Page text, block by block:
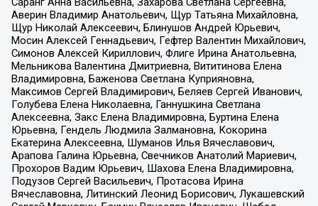
Аверин Владимир Анатольевич, Щур Татьяна Михайловна,
Щур Николай Алексеевич, Блинушов Андрей Юрьевич,
Мосин Алексей Геннадьевич, Гефтер Валентин Михайлович,
Симонов Алексей Кириллович, Флиге Ирина Анатольевна,
Мельникова Валентина Дмитриевна, Вититинова Елена
Владимировна, Баженова Светлана Куприяновна,
Максимов Сергей Владимирович, Беляев Сергей Иванович,
Голубева Елена Николаевна, Ганнушкина Светлана
Алексеевна, Закс Елена Владимировна, Буртина Елена
Юрьевна, Гендель Людмила Залмановна, Кокорина
Екатерина Алексеевна, Шуманов Илья Вячеславович,
Арапова Галина Юрьевна, Свечников Анатолий Мариевич,
Прохоров Вадим Юрьевич, Шахова Елена Владимировна,
Подузов Сергей Васильевич, Протасова Ирина
Вячеславовна, Литинский Леонид Борисович, Лукашевский